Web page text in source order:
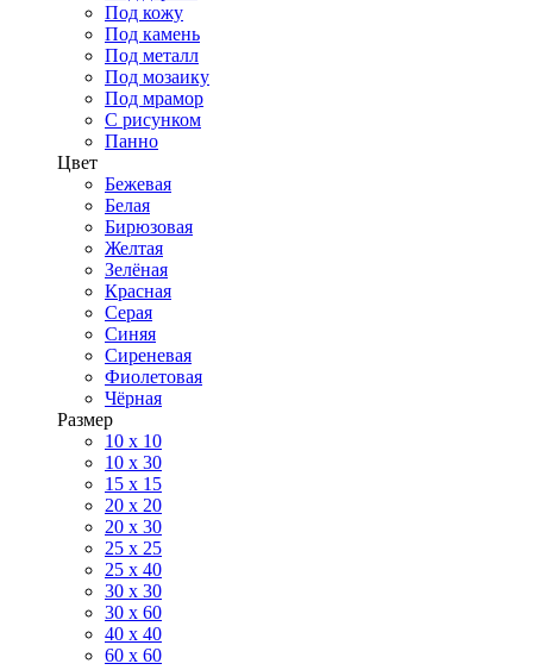
Под кожу
Под камень
Под металл
Под мозаику
Под мрамор
С рисунком
Панно
Цвет
Бежевая
Белая
Бирюзовая
Желтая
Зелёная
Красная
Серая
Синяя
Сиреневая
Фиолетовая
Чёрная
Размер
10 х 10
10 x 30
15 x 15
20 х 20
20 x 30
25 x 25
25 x 40
30 x 30
30 х 60
40 х 40
60 х 60